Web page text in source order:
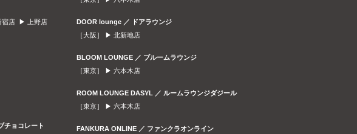
宿店 ▶
上野店
チョコレート
DOOR lounge ／ ドアラウンジ
［大阪］ ▶ 北新地店
BLOOM LOUNGE ／ ブルームラウンジ
［東京］ ▶ 六本木店
ROOM LOUNGE DASYL ／ ルームラウンジダジール
［東京］ ▶ 六本木店
FANKURA ONLINE ／ ファンクラオンライン